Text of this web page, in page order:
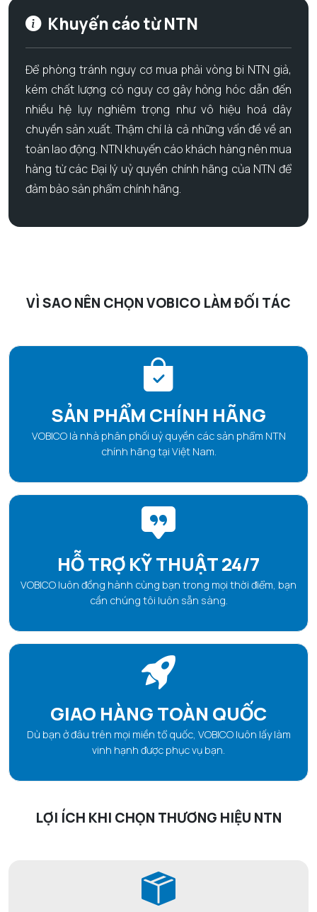
Khuyến cáo từ NTN
Để phòng tránh nguy cơ mua phải vòng bi NTN giả,
kém chất lượng có nguy cơ gây hỏng hóc dẫn đến
nhiều hệ lụy nghiêm trọng như vô hiệu hoá dây
chuyền sản xuất. Thậm chí là cả những vấn đề về an
toàn lao động. NTN khuyến cáo khách hàng nên mua
hàng từ các Đại lý uỷ quyền chính hãng của NTN để
đảm bảo sản phẩm chính hãng.
VÌ SAO NÊN CHỌN VOBICO LÀM ĐỐI TÁC
SẢN PHẨM CHÍNH HÃNG
VOBICO là nhà phân phối uỷ quyền các sản phẩm NTN
chính hãng tại Việt Nam.
HỖ TRỢ KỸ THUẬT 24/7
VOBICO luôn đồng hành cùng bạn trong mọi thời điểm, bạn
cần chúng tôi luôn sẵn sàng.
GIAO HÀNG TOÀN QUỐC
Dù bạn ở đâu trên mọi miền tổ quốc, VOBICO luôn lấy làm
vinh hạnh được phục vụ bạn.
LỢI ÍCH KHI CHỌN THƯƠNG HIỆU NTN